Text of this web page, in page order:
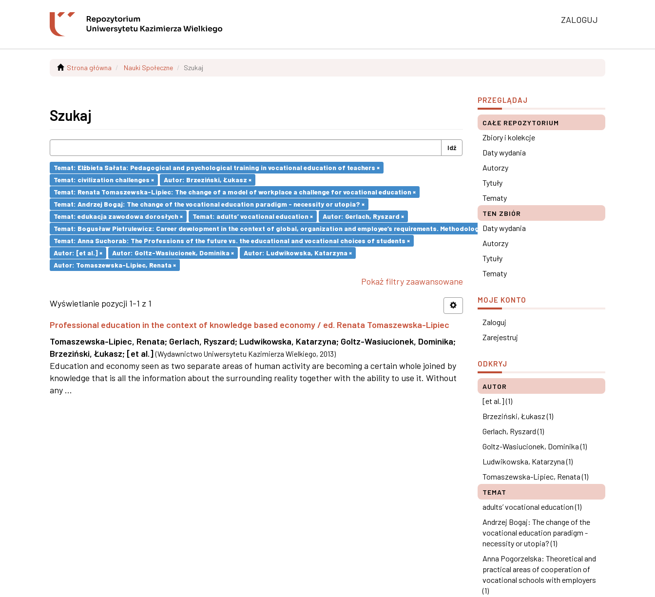
ZALOGUJ
Strona główna Nauki Społeczne Szukaj
Szukaj
Idź
Temat: Elżbieta Sałata: Pedagogical and psychological training in vocational education of teachers ×
Temat: civilization challenges ×
Autor: Brzeziński, Łukasz ×
Temat: Renata Tomaszewska-Lipiec: The change of a model of workplace a challenge for vocational education ×
Temat: Andrzej Bogaj: The change of the vocational education paradigm - necessity or utopia? ×
Temat: edukacja zawodowa dorosłych ×
Temat: adults’ vocational education ×
Autor: Gerlach, Ryszard ×
Temat: Bogusław Pietrulewicz: Career development in the context of global, organization and employee’s requirements. Methodological remarks ×
Temat: Anna Suchorab: The Professions of the future vs. the educational and vocational choices of students ×
Autor: [et al.] ×
Autor: Goltz-Wasiucionek, Dominika ×
Autor: Ludwikowska, Katarzyna ×
Autor: Tomaszewska-Lipiec, Renata ×
Pokaż filtry zaawansowane
Wyświetlanie pozycji 1-1 z 1
Professional education in the context of knowledge based economy / ed. Renata Tomaszewska-Lipiec
Tomaszewska-Lipiec, Renata; Gerlach, Ryszard; Ludwikowska, Katarzyna; Goltz-Wasiucionek, Dominika;
Brzeziński, Łukasz; [et al.] (Wydawnictwo Uniwersytetu Kazimierza Wielkiego, 2013)
Education and economy seen as two separate areas of human activity are becoming a certain whole joined by
knowledge that is all the information about the surrounding reality together with the ability to use it. Without
any ...
PRZEGLĄDAJ
CAŁE REPOZYTORIUM
Zbiory i kolekcje
Daty wydania
Autorzy
Tytuły
Tematy
TEN ZBIÓR
Daty wydania
Autorzy
Tytuły
Tematy
MOJE KONTO
Zaloguj
Zarejestruj
ODKRYJ
AUTOR
[et al.] (1)
Brzeziński, Łukasz (1)
Gerlach, Ryszard (1)
Goltz-Wasiucionek, Dominika (1)
Ludwikowska, Katarzyna (1)
Tomaszewska-Lipiec, Renata (1)
TEMAT
adults’ vocational education (1)
Andrzej Bogaj: The change of the
vocational education paradigm -
necessity or utopia? (1)
Anna Pogorzelska: Theoretical and
practical areas of cooperation of
vocational schools with employers
(1)